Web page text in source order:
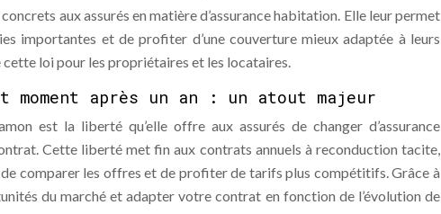
aux assurés en matière d’assurance habitation. Elle leur permet
importantes et de profiter d’une couverture mieux adaptée à leurs
loi pour les propriétaires et les locataires.
après un an : un atout majeur
est la liberté qu’elle offre aux assurés de changer d’assurance
Cette liberté met fin aux contrats annuels à reconduction tacite,
comparer les offres et de profiter de tarifs plus compétitifs. Grâce à
du marché et adapter votre contrat en fonction de l’évolution de